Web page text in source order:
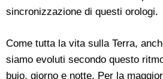
sincronizzazione di questi orologi.
Come tutta la vita sulla Terra,
siamo evoluti secondo questo
buio, giorno e notte. Per la